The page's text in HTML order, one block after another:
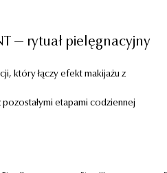
— rytuał pielęgnacyjny
który łączy efekt makijażu z
pozostałymi etapami codziennej